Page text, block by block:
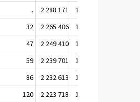
.. 2 288 171 1 105 988
32 2 265 406 1 096 705
47 2 249 410 1 090 551
59 2 239 701 1 087 510
86 2 232 613 1 084 865
120 2 223 718 1 080 728